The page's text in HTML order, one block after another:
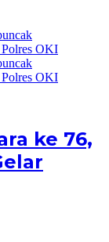
ke 76,